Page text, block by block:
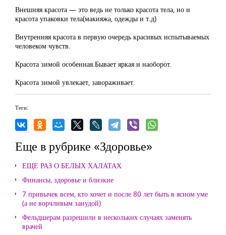
Внешняя красота — это ведь не только красота тела, но и
красота упаковки тела(макияжа, одежды и т.д)
Внутренняя красота в первую очередь красивых испытываемых
человеком чувств.
Красота зимой особенная.Бывает яркая и наоборот.
Красота зимой увлекает, завораживает.
Теги:
Еще в рубрике «Здоровье»
ЕЩЕ РАЗ О БЕЛЫХ ХАЛАТАХ
Финансы, здоровье и близкие
7 привычек всем, кто хочет и после 80 лет быть в ясном уме
(а не ворчливым занудой)
Фельдшерам разрешили в нескольких случаях заменять
врачей